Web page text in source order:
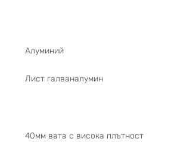
Алуминий
Лист галваналумин
40мм вата с висока плътност